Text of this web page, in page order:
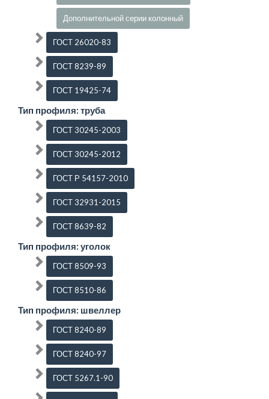
Дополнительной серии колонный
ГОСТ 26020-83
ГОСТ 8239-89
ГОСТ 19425-74
Тип профиля: труба
ГОСТ 30245-2003
ГОСТ 30245-2012
ГОСТ Р 54157-2010
ГОСТ 32931-2015
ГОСТ 8639-82
Тип профиля: уголок
ГОСТ 8509-93
ГОСТ 8510-86
Тип профиля: швеллер
ГОСТ 8240-89
ГОСТ 8240-97
ГОСТ 5267.1-90